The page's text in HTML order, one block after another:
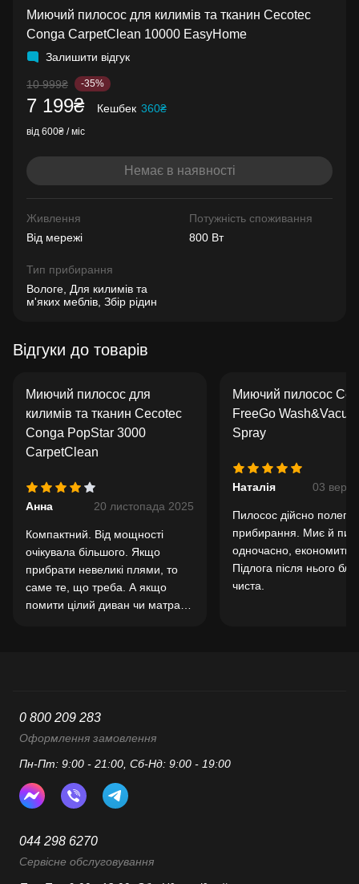
Миючий пилосос для килимів та тканин Cecotec
Conga CarpetClean 10000 EasyHome
Залишити відгук
10 999₴ -35%
7 199₴ Кешбек 360₴
від 600₴ / міс
Немає в наявності
Живлення
Від мережі
Потужність споживання
800 Вт
Тип прибирання
Вологе, Для килимів та
м'яких меблів, Збір рідин
Відгуки до товарів
Миючий пилосос для
килимів та тканин Cecotec
Conga PopStar 3000
CarpetClean
Анна 20 листопада 2025
Компактний. Від мощності
очікувала більшого. Якщо
прибрати невеликі плями, то
саме те, що треба. А якщо
помити цілий диван чи матрас,
Миючий пилосос
FreeGo
Spray
Наталія 03
Пилосос дійсно
прибирання. Миє й
одночасно, економить
Підлога після нього
чиста.
0 800 209 283
Оформлення замовлення
Пн-Пт: 9:00 - 21:00, Сб-Нд: 9:00 - 19:00
044 298 6270
Сервісне обслуговування